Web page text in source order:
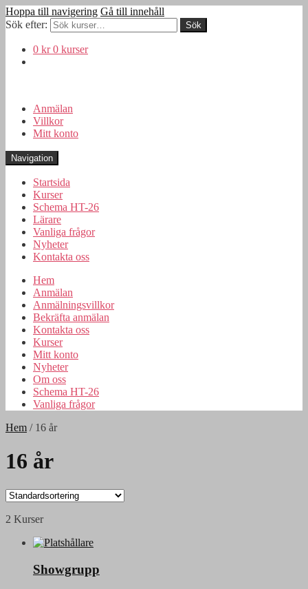
Hoppa till navigering Gå till innehåll
Sök efter:
0 kr 0 kurser
Anmälan
Villkor
Mitt konto
Navigation
Startsida
Kurser
Schema HT-26
Lärare
Vanliga frågor
Nyheter
Kontakta oss
Hem
Anmälan
Anmälningsvillkor
Bekräfta anmälan
Kontakta oss
Kurser
Mitt konto
Nyheter
Om oss
Schema HT-26
Vanliga frågor
Hem /16 år
16 år
2 Kurser
Showgrupp